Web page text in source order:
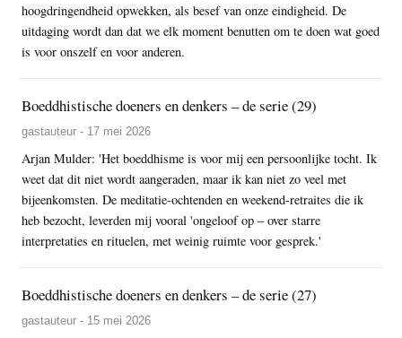
hoogdringendheid opwekken, als besef van onze eindigheid. De
uitdaging wordt dan dat we elk moment benutten om te doen wat goed
is voor onszelf en voor anderen.
Boeddhistische doeners en denkers – de serie (29)
gastauteur - 17 mei 2026
Arjan Mulder: 'Het boeddhisme is voor mij een persoonlijke tocht. Ik
weet dat dit niet wordt aangeraden, maar ik kan niet zo veel met
bijeenkomsten. De meditatie-ochtenden en weekend-retraites die ik
heb bezocht, leverden mij vooral 'ongeloof op – over starre
interpretaties en rituelen, met weinig ruimte voor gesprek.'
Boeddhistische doeners en denkers – de serie (27)
gastauteur - 15 mei 2026